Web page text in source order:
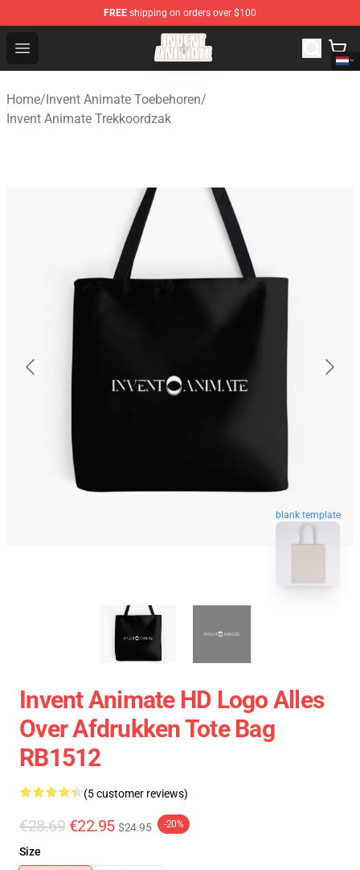
FREE shipping on orders over $100
Open menu
Invent Animate Shop - Official Invent Animate
Home/Invent Animate Toebehoren/
Invent Animate Trekkoordzak
blank template
Invent Animate HD Logo Alles
Over Afdrukken Tote Bag
RB1512
(5 customer reviews)
€28.69 €22.95 $24.95 -20%
Size